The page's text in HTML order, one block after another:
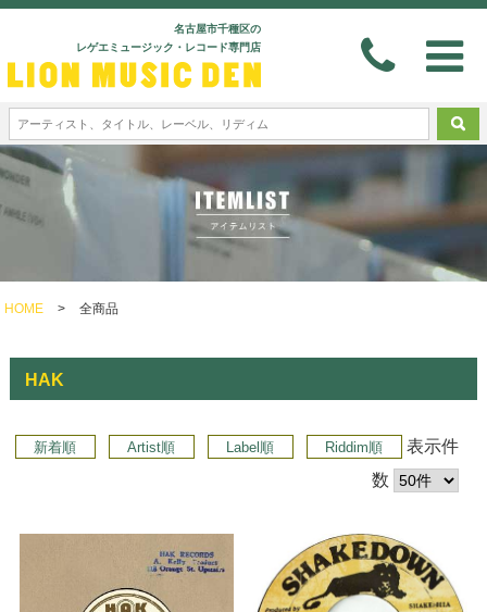
名古屋市千種区の
レゲエミュージック・レコード専門店
HOME > 全商品
HAK
新着順 Artist順 Label順 Riddim順
表示件
数